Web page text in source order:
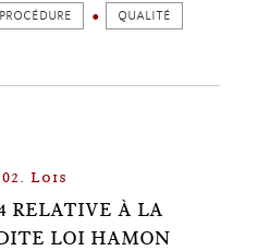
PROCÉDURE QUALITÉ
Lois
RELATIVE À LA
LOI HAMON